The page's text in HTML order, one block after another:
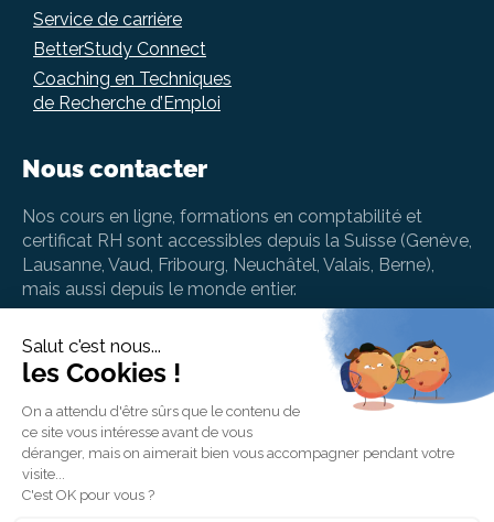
Service de carrière
BetterStudy Connect
Coaching en Techniques
de Recherche d’Emploi
Nous contacter
Nos cours en ligne, formations en comptabilité et
certificat RH sont accessibles depuis la Suisse (Genève,
Lausanne, Vaud, Fribourg, Neuchâtel, Valais, Berne),
mais aussi depuis le monde entier.
info@betterstudy.ch
+41 (0) 22 535 41 94
BetterStudy SA, Rue de Chantepoulet 10, 1201
Genève, Suisse
BetterStudy AG, Strehlgasse 2, 8001 Zürich,
Schweiz